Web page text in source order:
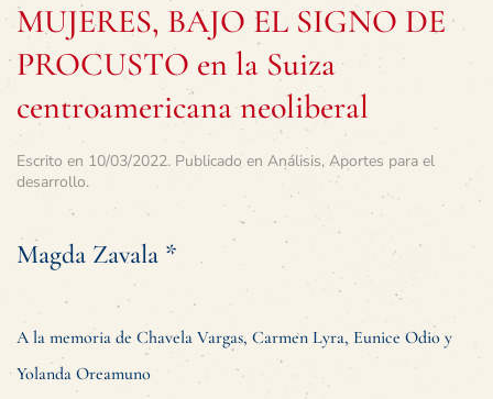
MUJERES, BAJO EL SIGNO DE
PROCUSTO en la Suiza
centroamericana neoliberal
Escrito en 10/03/2022. Publicado en Análisis, Aportes para el
desarrollo.
Magda Zavala *
A la memoria de Chavela Vargas, Carmen Lyra, Eunice Odio y
Yolanda Oreamuno